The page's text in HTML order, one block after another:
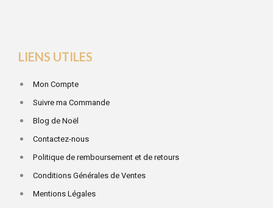
LIENS UTILES
Mon Compte
Suivre ma Commande
Blog de Noël
Contactez-nous
Politique de remboursement et de retours
Conditions Générales de Ventes
Mentions Légales